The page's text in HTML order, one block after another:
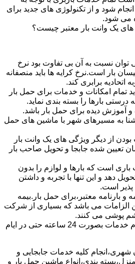
شود و از تکنولوژی های جدید برای
می شود.
یک وانت بار معتبر چیست؟
توان نسبت به آن بی تفاوت بود نرخ
بار است.نرخ کرایه ها باید منصفانه
اتحادیه برابری کند.
تمام امکانات و خدمات برای حمل بار
درستی بارها را بسته بندی نماید.
و آموزش دیده برای حمل بار باشد.
به مسیرهای شهر با ماشین های حمل
از دیگر ویژگی های یک وانت بار
تعیین شده جابجا و تحویل صاحب بار
باری است که بارها و لوازم را بدون
دهد و این تنها با تجربه و داشتن
پذیر است.
و بارنامه معتبر،برای حمل بار.بیمه
الزامات می باشد که بسیاری از شرکت
پوشی می کنند.
امکان فعالیت و انجام خدمات بصورت 24 ساعته حتی در ایام
کلیه خدمات جابجایی و
بندی،انواع ماشین حمل بار و